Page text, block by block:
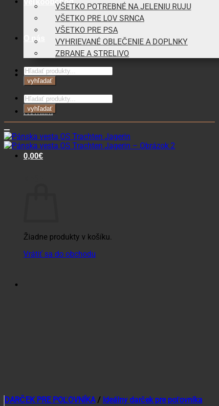
Veľkoobchod
O nás
Blog
Kontakt
0,00€
Žiadne produkty v košíku.
Vrátiť sa do obchodu
VŠETKO POTREBNÉ NA JELENIU RUJU
VŠETKO PRE LOV SRNCA
VŠETKO PRE PSA
VYHRIEVANÉ OBLEČENIE A DOPLNKY
ZBRANE A STRELIVO
Products
search
vyhľadať
Products
search
vyhľadať
DARČEK PRE POĽOVNÍKA / Ideálny darček pre poľovníka